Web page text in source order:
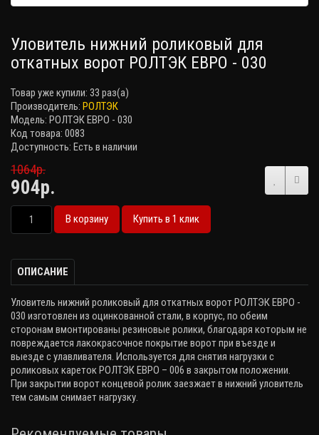
Уловитель нижний роликовый для
откатных ворот РОЛТЭК ЕВРО - 030
Товар уже купили: 33 раз(а)
Производитель: РОЛТЭК
Модель: РОЛТЭК ЕВРО - 030
Код товара: 0083
Доступность: Есть в наличии
1064р.
904р.
В корзину Купить в 1 клик
ОПИСАНИЕ
Уловитель нижний роликовый для откатных ворот РОЛТЭК ЕВРО -
030 изготовлен из оцинкованной стали, в корпус, по обеим
сторонам вмонтированы резиновые ролики, благодаря которым не
повреждается лакокрасочное покрытие ворот при въезде и
выезде с улавливателя. Используется для снятия нагрузки с
роликовых кареток РОЛТЭК ЕВРО – 006 в закрытом положении.
При закрытии ворот концевой ролик заезжает в нижний уловитель
тем самым снимает нагрузку.